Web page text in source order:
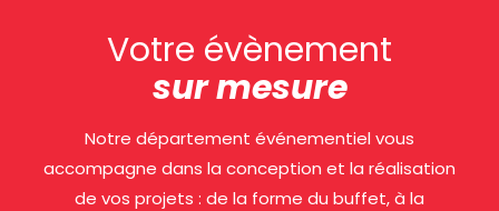
Votre évènement
sur mesure
Notre département événementiel vous
accompagne dans la conception et la réalisation
de vos projets : de la forme du buffet, à la